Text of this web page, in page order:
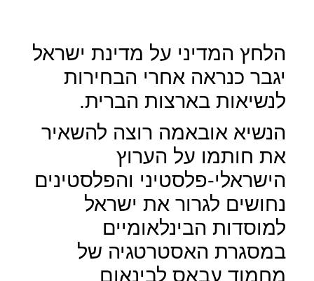
הלחץ המדיני על מדינת ישראל
יגבר כנראה אחרי הבחירות
לנשיאות בארצות הברית.
הנשיא אובאמה רוצה להשאיר
את חותמו על הערוץ
הישראלי-פלסטיני והפלסטינים
נחושים לגרור את ישראל
למוסדות הבינלאומיים
במסגרת האסטרטגיה של
מחמוד עבאס לבינאום